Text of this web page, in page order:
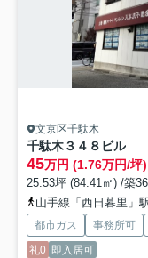
文京区千駄木
千駄木３４８ビル
45万円 (1.76万円/坪)
25.53坪 (84.41㎡) /築
山手線「西日暮里」
都市ガス 事務所可
礼0 即入居可